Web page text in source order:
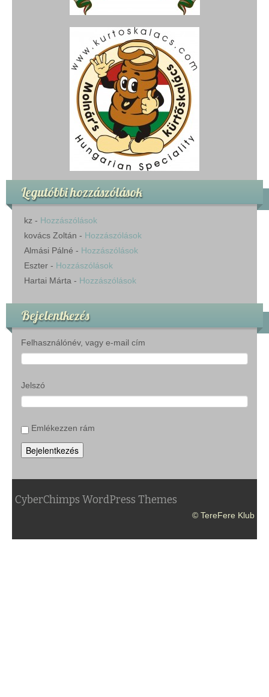
Legutóbbi hozzászólások
kz - Hozzászólások
kovács Zoltán - Hozzászólások
Almási Pálné - Hozzászólások
Eszter - Hozzászólások
Hartai Márta - Hozzászólások
Bejelentkezés
Felhasználónév, vagy e-mail cím
Jelszó
Emlékezzen rám
Bejelentkezés
CyberChimps WordPress Themes
© TereFere Klub